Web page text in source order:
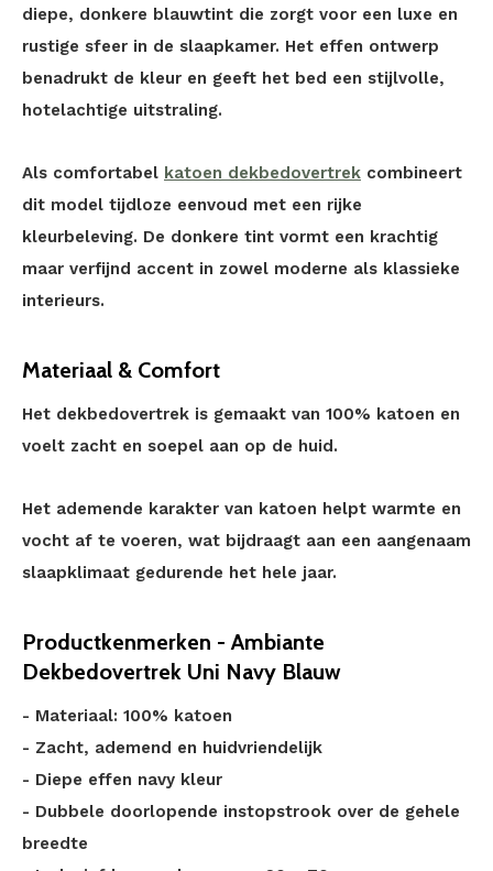
diepe, donkere blauwtint die zorgt voor een luxe en
rustige sfeer in de slaapkamer. Het effen ontwerp
benadrukt de kleur en geeft het bed een stijlvolle,
hotelachtige uitstraling.
Als comfortabel katoen dekbedovertrek combineert
dit model tijdloze eenvoud met een rijke
kleurbeleving. De donkere tint vormt een krachtig
maar verfijnd accent in zowel moderne als klassieke
interieurs.
Materiaal & Comfort
Het dekbedovertrek is gemaakt van 100% katoen en
voelt zacht en soepel aan op de huid.
Het ademende karakter van katoen helpt warmte en
vocht af te voeren, wat bijdraagt aan een aangenaam
slaapklimaat gedurende het hele jaar.
Productkenmerken - Ambiante
Dekbedovertrek Uni Navy Blauw
- Materiaal: 100% katoen
- Zacht, ademend en huidvriendelijk
- Diepe effen navy kleur
- Dubbele doorlopende instopstrook over de gehele
breedte